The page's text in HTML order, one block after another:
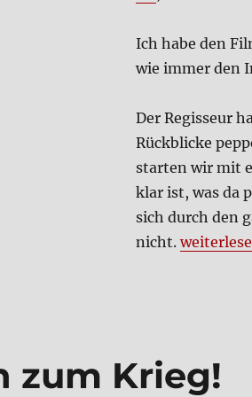
Ich habe den
wie immer den
Der Regis­seur
Rück­blicke
star­ten wir mit
klar ist, was da
sich durch den
nicht. „Der
zum Krieg!